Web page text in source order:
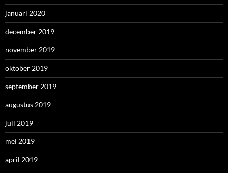
januari 2020
december 2019
november 2019
oktober 2019
september 2019
augustus 2019
juli 2019
mei 2019
april 2019